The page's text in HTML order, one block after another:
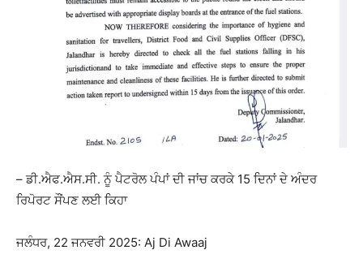
– ਡੀ.ਐਫ.ਐਸ.ਸੀ. ਨੂੰ ਪੈਟਰੋਲ ਪੰਪਾਂ ਦੀ ਜਾਂਚ ਕਰਕੇ 15 ਦਿਨਾਂ ਦੇ ਅੰਦਰ
ਰਿਪੋਰਟ ਸੌਂਪਣ ਲਈ ਕਿਹਾ
ਜਲੰਧਰ, 22 ਜਨਵਰੀ 2025: Aj Di Awaaj